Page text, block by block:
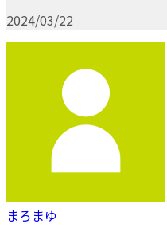
2024/03/22
まろまゆ